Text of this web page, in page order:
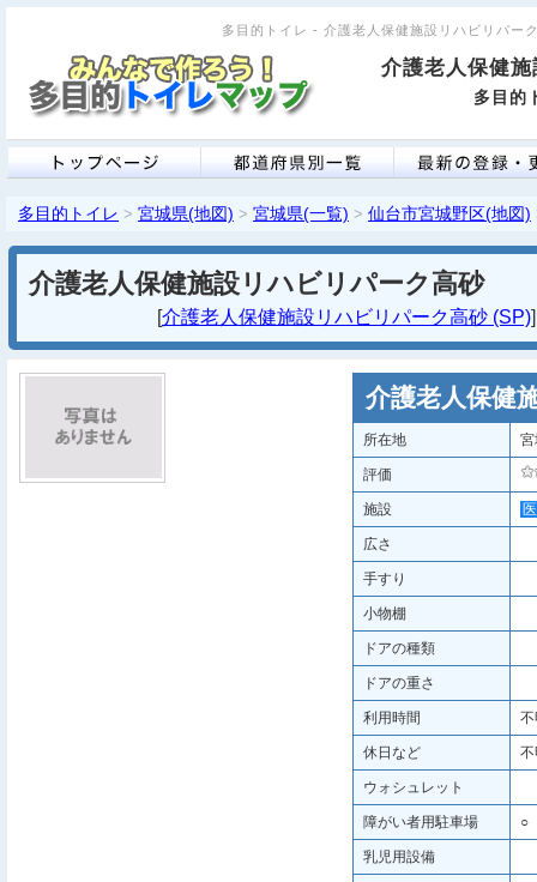
多目的トイレ - 介護老人保健施設リハビリパ
介護老人保健
多目的
多目的トイレ > 宮城県(地図) > 宮城県(一覧) > 仙台市宮城野区(地図)
介護老人保健施設リハビリパーク高砂
[介護老人保健施設リハビリパーク高砂 (SP)
介護老人保健
所在地
評価
施設 医
広さ
手すり
小物棚
ドアの種類
ドアの重さ
利用時間 不
休日など
ウォシュレット
障がい者用駐車場 ○
乳児用設備